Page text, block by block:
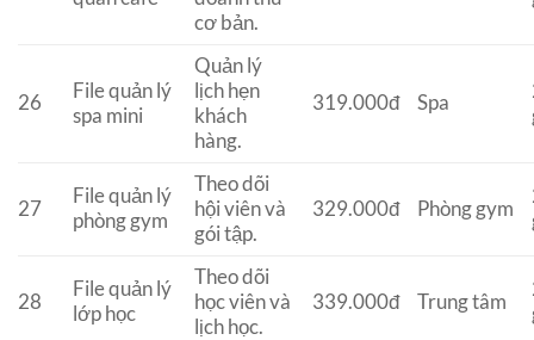
cơ bản.
26
File quản lý
spa mini
Quản lý
lịch hẹn
khách
hàng.
319.000đ Spa
27
File quản lý
phòng gym
Theo dõi
hội viên và
gói tập.
329.000đ Phòng gym
28
File quản lý
lớp học
Theo dõi
học viên và
lịch học.
339.000đ Trung tâm